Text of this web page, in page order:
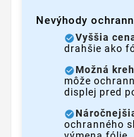
Nevýhody
Vyššia
drahšie ako
Možná
môže
displej pred
ochranného